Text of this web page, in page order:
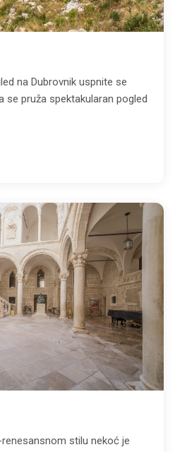
na Dubrovnik uspnite se
se pruža spektakularan pogled
stilu nekoć je